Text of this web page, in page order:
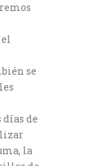
se
de
la